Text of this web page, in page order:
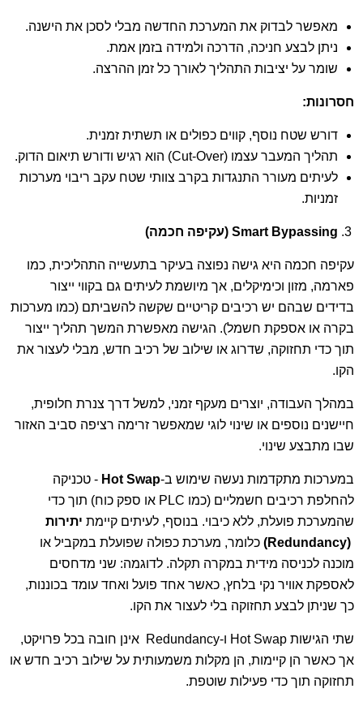
מאפשר לבדוק את המערכת החדשה מבלי לסכן את הישנה.
ניתן לבצע חניכה, הדרכה ולמידה בזמן אמת.
שומר על יציבות התהליך לאורך כל זמן ההרצה.
חסרונות:
דורש שטח נוסף, קווים כפולים או תשתית זמנית.
תהליך המעבר עצמו (Cut-Over) הוא רגיש ודורש תיאום הדוק.
לעיתים מעורר התנגדות בקרב צוותי שטח עקב ריבוי מערכות
זמניות.
Smart Bypassing (עקיפה חכמה)
עקיפה חכמה היא גישה נפוצה בעיקר בתעשייה התהליכית, כמו
פארמה, מזון וכימיקלים, אך מיושמת לעיתים גם בקווי ייצור
בדידים שבהם יש רכיבים קריטיים שקשה להשביתם (כמו מערכות
בקרה או אספקת חשמל). הגישה מאפשרת המשך תהליך ייצור
תוך כדי תחזוקה, שדרוג או שילוב של רכיב חדש, מבלי לעצור את
הקו.
במהלך העבודה, יוצרים מעקף זמני, למשל דרך צנרת חלופית,
חיישנים נוספים או שינוי לוגי שמאפשר זרימה רציפה סביב האזור
שבו מתבצע שינוי.
במערכות מתקדמות נעשה שימוש ב- Hot Swap
- טכניקה
להחלפת רכיבים חשמליים (כמו PLC או ספק כוח) תוך כדי
שהמערכת פועלת, ללא כיבוי. בנוסף, לעיתים קיימת יתירות
(Redundancy)
כלומר, מערכת כפולה שפועלת במקביל או
מוכנה לכניסה מידית במקרה תקלה. לדוגמה: שני מדחסים
לאספקת אוויר נקי בלחץ, כאשר אחד פועל ואחד עומד בכוננות,
כך שניתן לבצע תחזוקה בלי לעצור את הקו.
שתי הגישות Hot Swap ו-Redundancy אינן חובה בכל פרויקט,
אך כאשר הן קיימות, הן מקלות משמעותית על שילוב רכיב חדש או
תחזוקה תוך כדי פעילות שוטפת.